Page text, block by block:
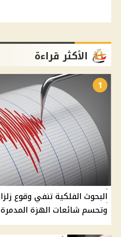
الأكثر قراءة
1
البحوث الفلكية تنفي وقوع
وتحسم شائعات الهزة المدمرة